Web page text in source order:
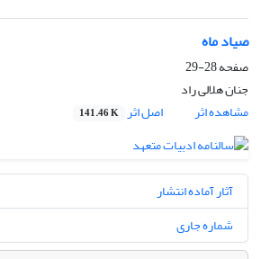
صیاد ماه
صفحه28-29
جنان هلالی راد
مشاهده اثر
اصل اثر 141.46 K
آثار آماده انتشار
شماره جاری